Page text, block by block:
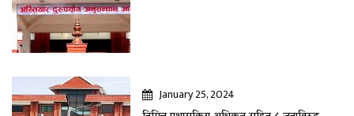
January 25, 2024